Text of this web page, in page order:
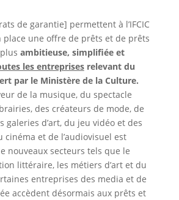
de garantie] permettent à l’IFCIC
place une offre de prêts et de prêts
ambitieuse, simplifiée et
les entreprisesrelevant du
par le Ministère de la Culture.
de la musique, du spectacle
des créateurs de mode, de
galeries d’art, du jeu vidéo et des
cinéma et de l’audiovisuel est
nouveaux secteurs tels que le
littéraire, les métiers d’art et du
entreprises des media et de
accèdent désormais aux prêts et